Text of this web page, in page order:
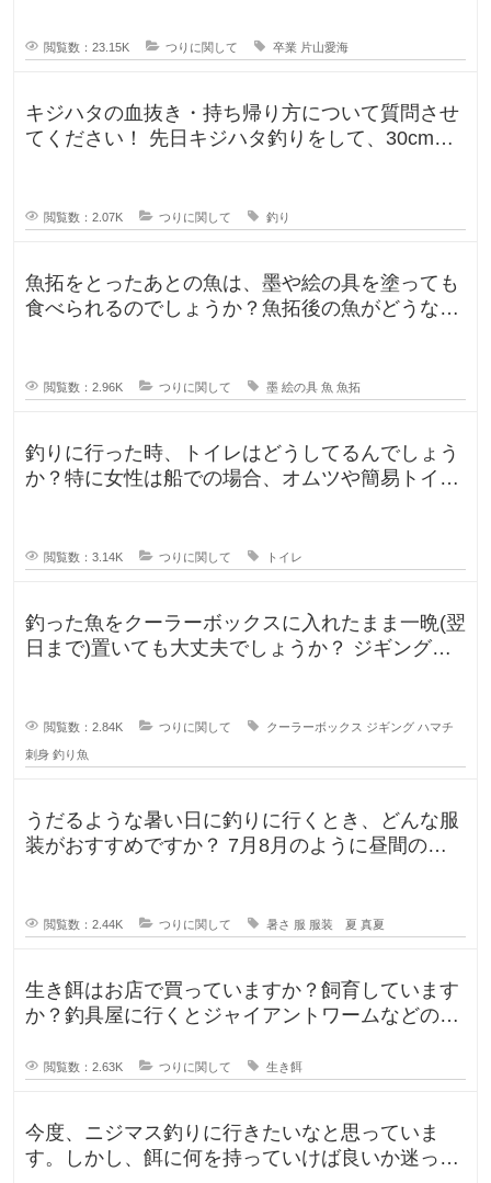
閲覧数：23.15K つりに関して 卒業 片山愛海
キジハタの血抜き・持ち帰り方について質問させ
てください！ 先日キジハタ釣りをして、30cm台
閲覧数：2.07K つりに関して 釣り
魚拓をとったあとの魚は、墨や絵の具を塗っても
食べられるのでしょうか？魚拓後の魚がどうなる
閲覧数：2.96K つりに関して 墨 絵の具 魚 魚拓
釣りに行った時、トイレはどうしてるんでしょう
か？特に女性は船での場合、オムツや簡易トイレ
閲覧数：3.14K つりに関して トイレ
釣った魚をクーラーボックスに入れたまま一晩(翌
日まで)置いても大丈夫でしょうか？ ジギングに
閲覧数：2.84K つりに関して クーラーボックス ジギング ハマチ
刺身 釣り魚
うだるような暑い日に釣りに行くとき、どんな服
装がおすすめですか？ 7月8月のように昼間の気
閲覧数：2.44K つりに関して 暑さ 服 服装 夏 真夏
生き餌はお店で買っていますか？飼育しています
か？釣具屋に行くとジャイアントワームなどの生
閲覧数：2.63K つりに関して 生き餌
今度、ニジマス釣りに行きたいなと思っていま
す。しかし、餌に何を持っていけば良いか迷って